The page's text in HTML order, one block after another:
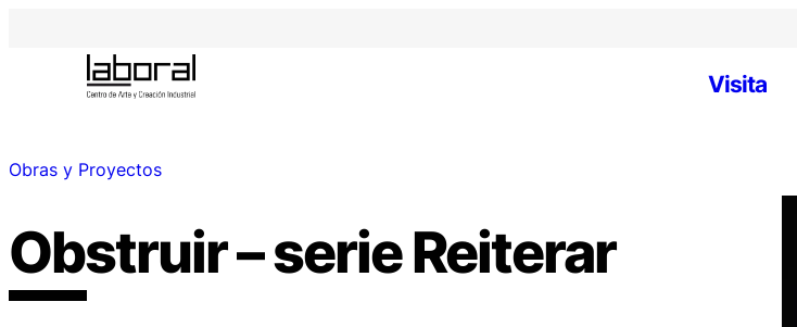
Visita
Obras y Proyectos
Obstruir – serie Reiterar